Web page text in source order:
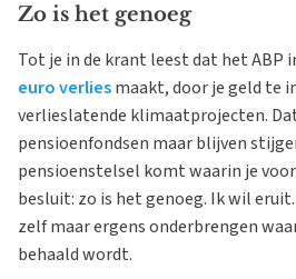
Zo is het genoeg
Tot je in de krant leest dat het ABP
euro verliesmaakt, door je geld te
verlieslatende klimaatprojecten.
pensioenfondsen maar blijven
pensioenstelsel komt waarin je
besluit: zo is het genoeg. Ik wil
zelf maar ergens onderbrengen
behaald wordt.